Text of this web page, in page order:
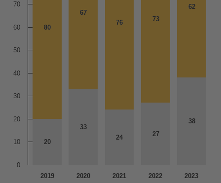
80
80
67
67
76
76 73
73
62
62
20
20
33
33
24
24 27
27
38
38
2019 2020 2021 2022 2023
0
10
20
30
40
50
60
70